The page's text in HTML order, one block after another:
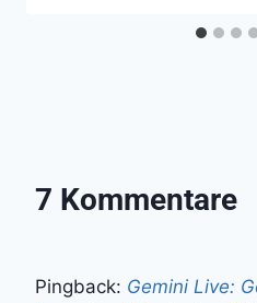
7 Kommentare
Pingback: Gemini Live: